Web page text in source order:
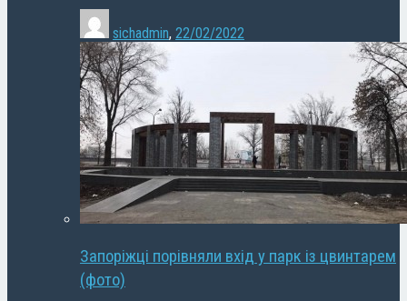
sichadmin, 22/02/2022
Запоріжці порівняли вхід у парк із цвинтарем
(фото)